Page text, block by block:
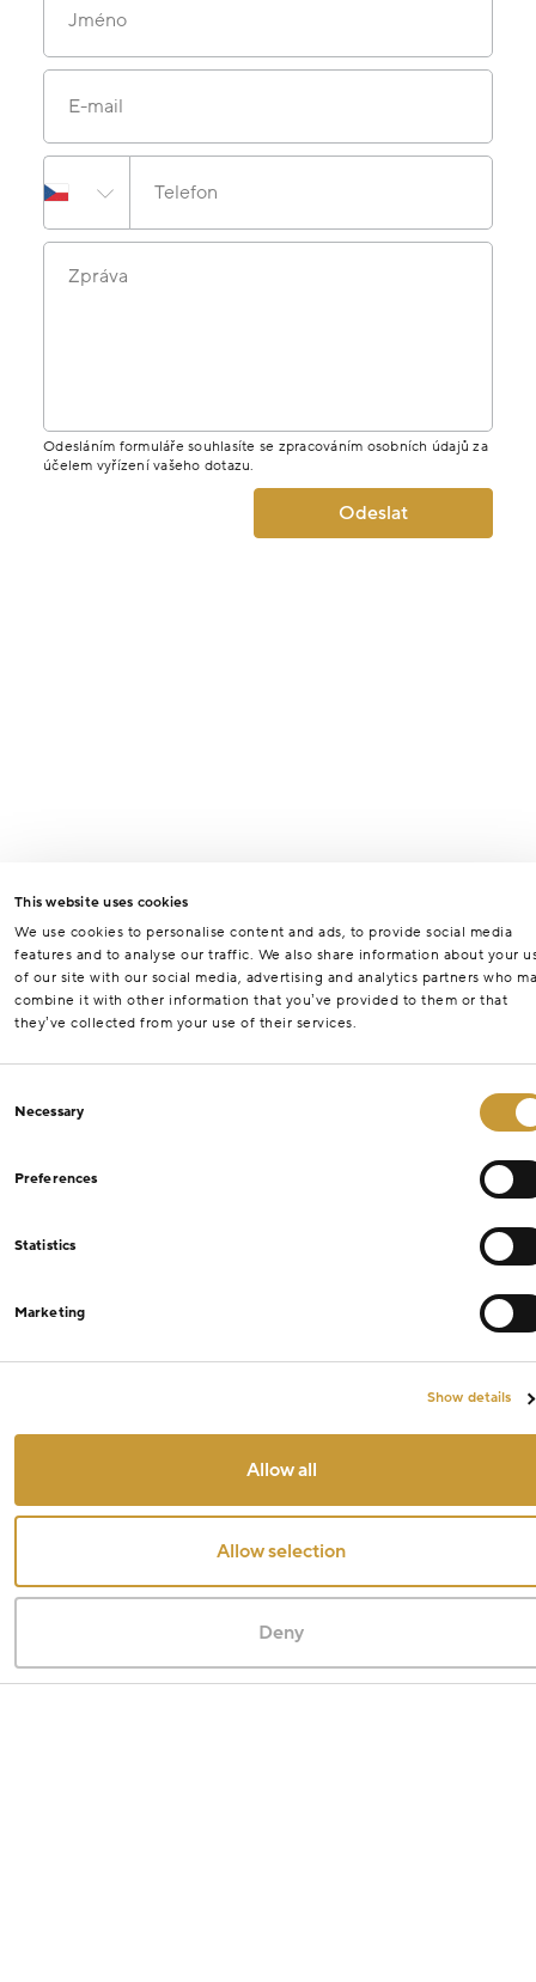
This website uses cookies
We use cookies to personalise content and ads, to provide social media
features and to analyse our traffic. We also share information about your
of our site with our social media, advertising and analytics partners who
combine it with other information that you’ve provided to them or that
they’ve collected from your use of their services.
Selection
Necessary
Preferences
Statistics
Marketing
Show details
Allow all
Allow selection
Deny
Jméno
E-mail
Telefon
Zpráva
Odesláním formuláře souhlasíte se zpracováním osobních údajů za
účelem vyřízení vašeho dotazu.
Odeslat